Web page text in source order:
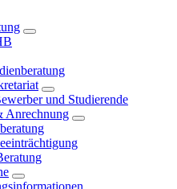
und Studierende
Anrechnung